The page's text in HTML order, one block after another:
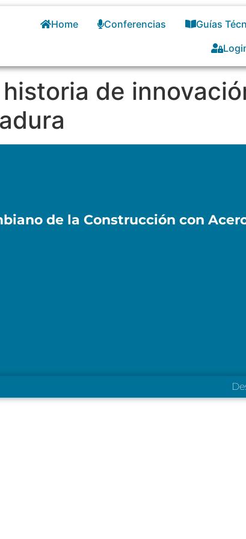
Home Conferencias Guías
historia de
de la Construcción con